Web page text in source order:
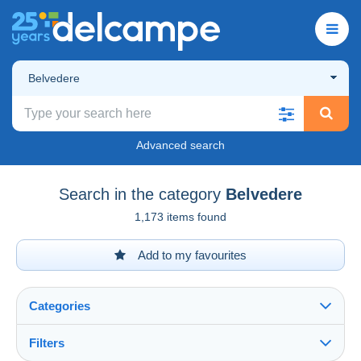
Belvedere
Advanced search
Search in the category Belvedere
1,173 items found
Add to my favourites
Categories
Filters